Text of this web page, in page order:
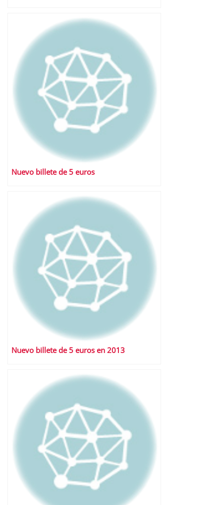
Nuevo billete de 5 euros
Nuevo billete de 5 euros en 2013